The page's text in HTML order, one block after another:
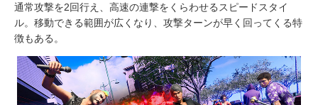
通常攻撃を2回行え、高速の連撃をくらわせるスピードスタイ
ル。移動できる範囲が広くなり、攻撃ターンが早く回ってくる特
徴もある。